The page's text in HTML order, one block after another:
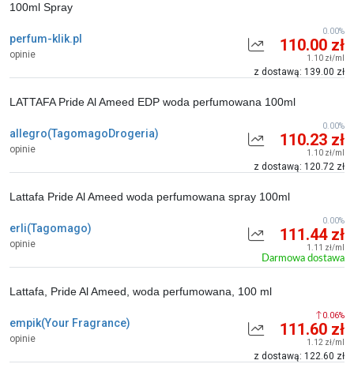
perfum-klik.pl
opinie
100ml Spray
110.00 zł
1.10 zł/ml
z dostawą: 139.00 zł
0.00%
allegro(TagomagoDrogeria)
opinie
LATTAFA Pride Al Ameed EDP woda perfumowana 100ml
110.23 zł
1.10 zł/ml
z dostawą: 120.72 zł
0.00%
erli(Tagomago)
opinie
Lattafa Pride Al Ameed woda perfumowana spray 100ml
111.44 zł
1.11 zł/ml
Darmowa dostawa
0.00%
empik(Your Fragrance)
opinie
Lattafa, Pride Al Ameed, woda perfumowana, 100 ml
111.60 zł
1.12 zł/ml
z dostawą: 122.60 zł
0.06%